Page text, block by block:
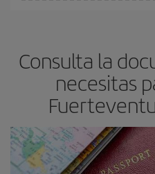
Consulta la
necesitas